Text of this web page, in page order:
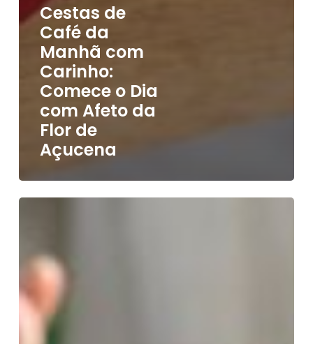
Cestas de
Café da
Manhã com
Carinho:
Comece o Dia
com Afeto da
Flor de
Açucena